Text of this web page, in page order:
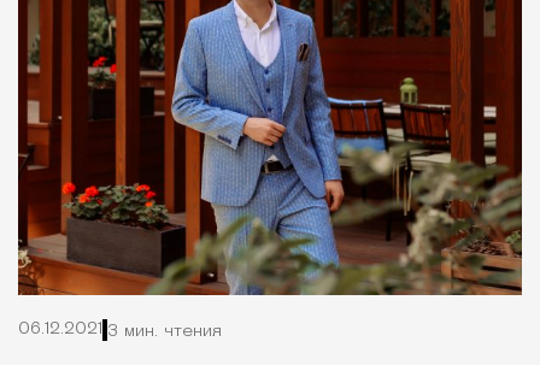
06.12.2021 3 мин. чтения